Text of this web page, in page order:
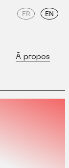
À propos
FR EN